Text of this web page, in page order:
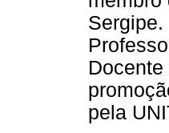
Sergipe.
pela